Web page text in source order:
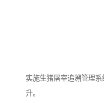
实施生猪屠宰追溯管理
升。